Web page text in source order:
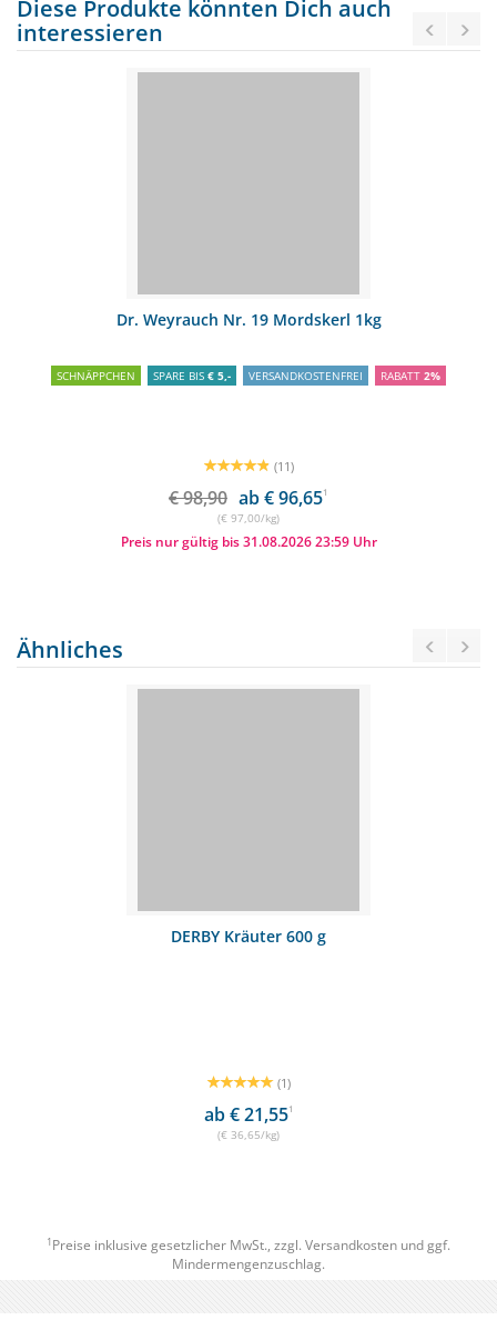
Diese Produkte könnten Dich auch
interessieren
Dr. Weyrauch Nr. 19 Mordskerl 1kg
SCHNÄPPCHEN SPARE BIS € 5,- VERSANDKOSTENFREI RABATT 2%
(11)
€ 98,90 ab € 96,651
(€ 97,00/kg)
Preis nur gültig bis 31.08.2026 23:59 Uhr
Ähnliches
DERBY Kräuter 600 g
(1)
ab € 21,551
(€ 36,65/kg)
1 Preise inklusive gesetzlicher MwSt., zzgl. Versandkosten und ggf.
Mindermengenzuschlag.